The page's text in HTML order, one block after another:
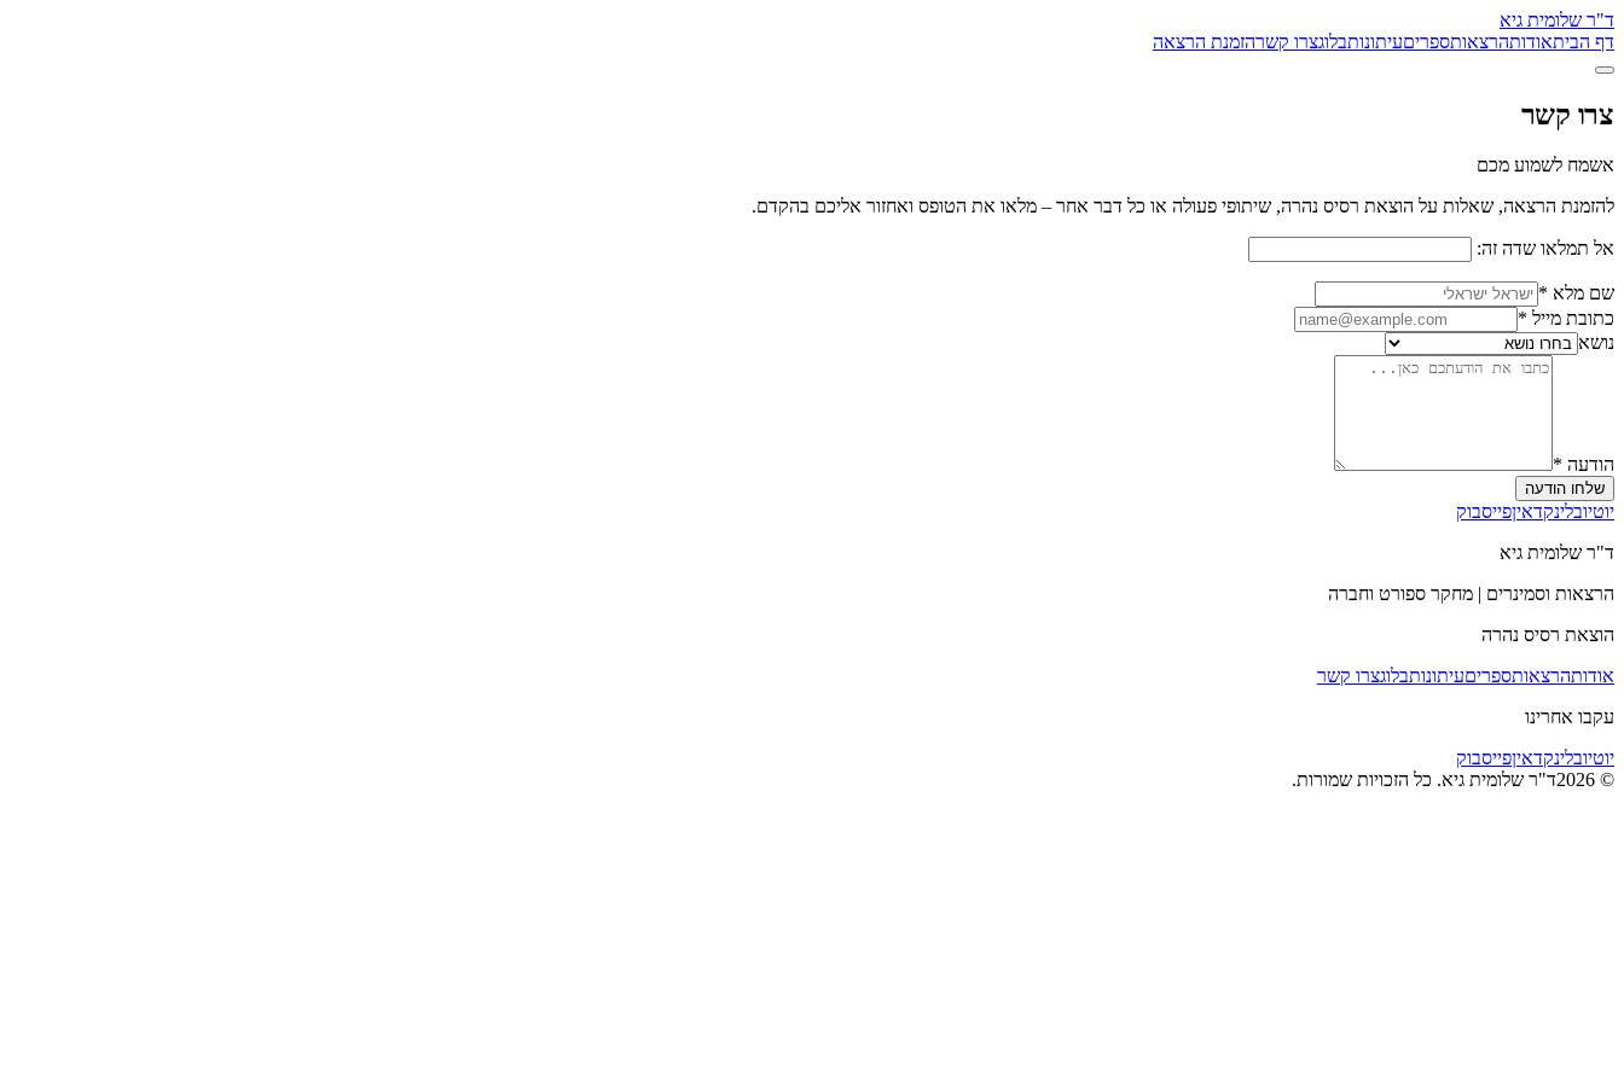
ד"ר שלומית גיא
דף הביתאודותהרצאותספריםעיתונותבלוגצרו קשרהזמנת הרצאה
צרו קשר
אשמח לשמוע מכם
להזמנת הרצאה, שאלות על הוצאת רסיס נהרה, שיתופי פעולה או כל דבר אחר – מלאו את הטופס ואחזור אליכם בהקדם.
אל תמלאו שדה זה:
שם מלא *
כתובת מייל *
נושא
הודעה *
שלחו הודעה
יוטיובלינקדאיןפייסבוק
ד"ר שלומית גיא
הרצאות וסמינרים | מחקר ספורט וחברה
הוצאת רסיס נהרה
אודותהרצאותספריםעיתונותבלוגצרו קשר
עקבו אחרינו
יוטיובלינקדאיןפייסבוק
©
2026ד"ר שלומית גיא. כל הזכויות שמורות.